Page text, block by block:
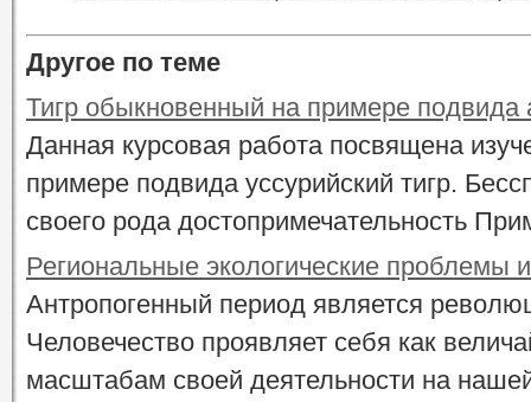
Другое по теме
Тигр обыкновенный на примере подвида
Данная курсовая работа посвящена
примере подвида уссурийский тигр.
своего рода достопримечательность
Региональные экологические проблемы
Антропогенный период является
Человечество проявляет себя как
масштабам своей деятельности на